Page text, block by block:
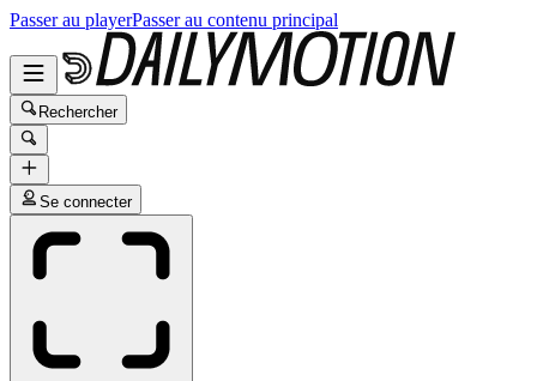
Passer au playerPasser au contenu principal
Rechercher
Se connecter